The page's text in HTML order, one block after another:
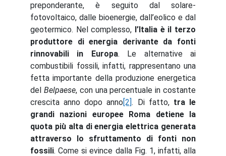
preponderante, è seguito dal solare-
fotovoltaico, dalle bioenergie, dall’eolico e dal
geotermico. Nel complesso, l’Italia è il terzo
produttore di energia derivante da fonti
rinnovabili in Europa. Le alternative ai
combustibili fossili, infatti, rappresentano una
fetta importante della produzione energetica
del Belpaese, con una percentuale in costante
crescita anno dopo anno[2]. Di fatto, tra le
grandi nazioni europee Roma detiene la
quota più alta di energia elettrica generata
attraverso lo sfruttamento di fonti non
fossili. Come si evince dalla Fig. 1, infatti, alla